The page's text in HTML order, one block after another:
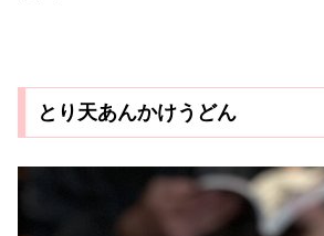
とり天あんかけうどん